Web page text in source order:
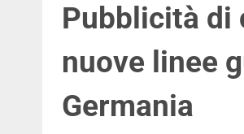
Pubblicità di
nuove linee
Germania